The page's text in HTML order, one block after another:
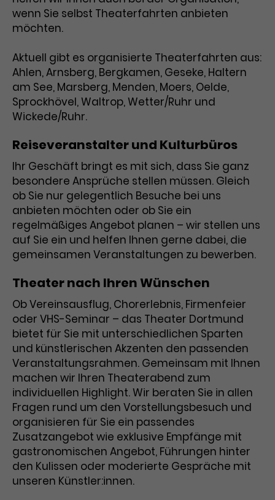
wiedererkannt werden, und es wird
Zugang zu geschützten Bereichen
Name cookie_optin
Anbieter
Laufzeit 1 Monat
Zweck
Enthält die gewählten Tracking-Optin-
Einstellungen.
Laufzeit 2 Jahre
Zweck
Analytics installiert. Das Cookie wird
verwendet, um Besucher*innen-,
Sitzungs- und Kampagnendaten zu
berechnen und die Nutzung der
Website für den Analysebericht der
Website zu verfolgen. Die Cookies
weisen eine zufallsgenerierte Nummer
zu, um Besuche zu erkennen.
Name _gid
Anbieter Google Analytics
Zweck
Dieses Cookie wird von Google
Analytics installiert. Das Cookie wird
verwendet, um Informationen darüber
zu speichern, wie Besucher*innen eine
Website nutzen, und hilft bei der
Erstellung eines Analyseberichts über
die Performance der Website. Die
erhobenen Daten umfassen in
anonymisierter Form die Anzahl der
Besuche, die Quelle, aus der sie
stammen, und die besuchten Seiten.
Diese Gruppe beinhaltet alle Scripte, die es uns
ermöglichen die Leistung unserer
Werbeanzeigen und Inhalte besser auf die
Interessen unserer Nutzer abzustimmen.
Name
_gcl_au
Anbieter Google Ads
Laufzeit 3 Monate
Zweck
Wird von Google verwendet, um die
Effizienz von Werbeanzeigen zu
messen und Conversions zu
speichern. Dieses Cookie hilft dabei
nachzuvollziehen, ob Nutzer über
Google-Anzeigen auf unsere Website
gelangt sind.
Name _gcl_aw
Anbieter Google Ads
Laufzeit 3 Monate
Zweck
Dieses Cookie speichert
Informationen zu Werbeklicks und
dient der Zuordnung von Conversions
zu Google Ads-Kampagnen.
Cookie-Informationen
wenn Sie selbst Theaterfahrten anbieten
möchten.
Aktuell gibt es organisierte Theaterfahrten aus:
Ahlen, Arnsberg, Bergkamen, Geseke, Haltern
am See, Marsberg, Menden, Moers, Oelde,
Sprockhövel, Waltrop, Wetter/Ruhr und
Wickede/Ruhr.
Reiseveranstalter und Kulturbüros
Ihr Geschäft bringt es mit sich, dass Sie ganz
besondere Ansprüche stellen müssen. Gleich
ob Sie nur gelegentlich Besuche bei uns
anbieten möchten oder ob Sie ein
regelmäßiges Angebot planen – wir stellen uns
auf Sie ein und helfen Ihnen gerne dabei, die
gemeinsamen Veranstaltungen zu bewerben.
Theater nach Ihren Wünschen
Ob Vereinsausflug, Chorerlebnis, Firmenfeier
oder VHS-Seminar – das Theater Dortmund
bietet für Sie mit unterschiedlichen Sparten
und künstlerischen Akzenten den passenden
Veranstaltungsrahmen. Gemeinsam mit Ihnen
machen wir Ihren Theaterabend zum
individuellen Highlight. Wir beraten Sie in allen
Fragen rund um den Vorstellungsbesuch und
organisieren für Sie ein passendes
Zusatzangebot wie exklusive Empfänge mit
gastronomischen Angebot, Führungen hinter
den Kulissen oder moderierte Gespräche mit
unseren Künstler:innen.